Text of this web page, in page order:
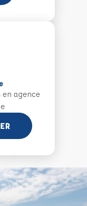
en agence